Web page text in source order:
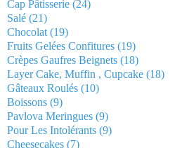
Cap Pâtisserie (24)
Salé (21)
Chocolat (19)
Fruits Gelées Confitures (19)
Crèpes Gaufres Beignets (18)
Layer Cake, Muffin , Cupcake (18)
Gâteaux Roulés (10)
Boissons (9)
Pavlova Meringues (9)
Pour Les Intolérants (9)
Cheesecakes (7)